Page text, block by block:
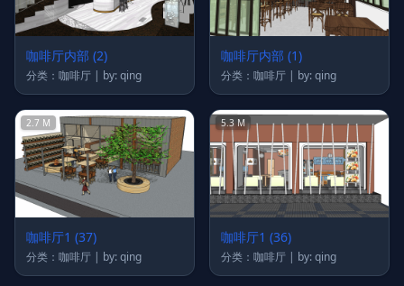
咖啡厅内部 (2)
分类：咖啡厅 | by: qing
咖啡厅内部 (1)
分类：咖啡厅 | by: qing
2.7 M
咖啡厅1 (37)
分类：咖啡厅 | by: qing
5.3 M
咖啡厅1 (36)
分类：咖啡厅 | by: qing